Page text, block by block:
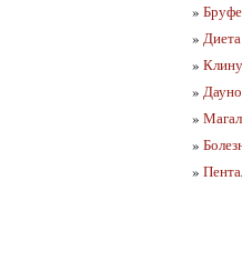
»
»
»
»
»
»
»